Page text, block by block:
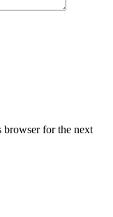
browser for the next